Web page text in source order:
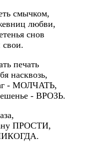
смычком,
любви,
снов
печать
насквозь,
- МОЛЧАТЬ,
- ВРОЗЬ.
ПРОСТИ,